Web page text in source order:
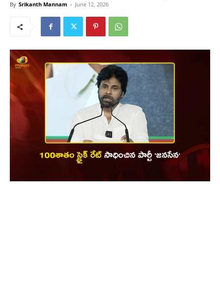
By Srikanth Mannam - June 12, 2026